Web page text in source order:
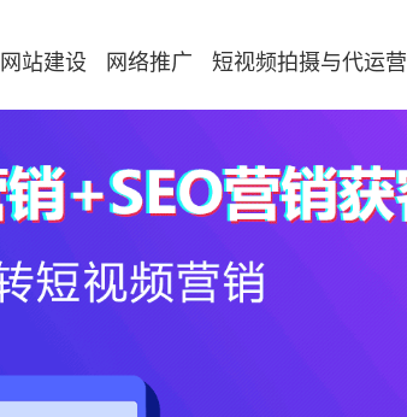
网站建设 网络推广 短视频拍摄与代运营